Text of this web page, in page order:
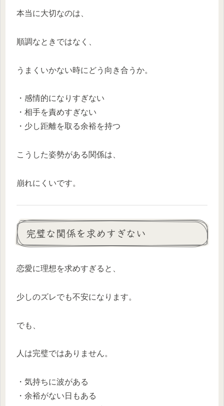
本当に大切なのは、
順調なときではなく、
うまくいかない時にどう向き合うか。
・感情的になりすぎない
・相手を責めすぎない
・少し距離を取る余裕を持つ
こうした姿勢がある関係は、
崩れにくいです。
完璧な関係を求めすぎない
恋愛に理想を求めすぎると、
少しのズレでも不安になります。
でも、
人は完璧ではありません。
・気持ちに波がある
・余裕がない日もある